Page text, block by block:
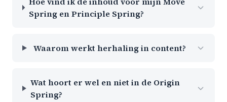
Spring en Principle Spring?
Waarom werkt herhaling in content?
Wat hoort er wel en niet in de Origin
Spring?